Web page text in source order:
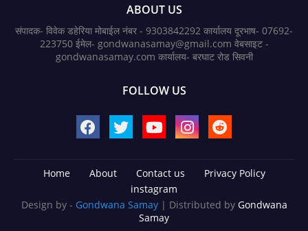
ABOUT US
संपादक- विवेक डहेरिया मोबाईल नंबर - 9303842292 कार्यालय दूरभाष- 07692-
223750 ईमेल- gondwanasamay@gmail.com वेबसाइट -
gondwanasamay.com कार्यालय- बरघाट रोड सिवनी
FOLLOW US
Home About Contact us
Privacy Policy
instagram
Design by - Gondwana Samay | Distributed by Gondwana
Samay